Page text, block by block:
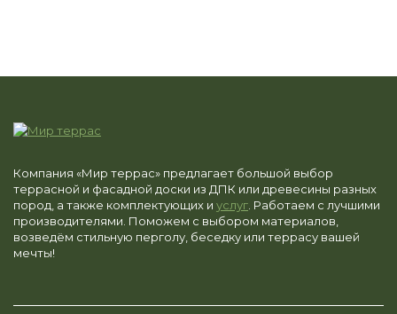
Компания «Мир террас» предлагает большой выбор
террасной и фасадной доски из ДПК или древесины разных
пород, а также комплектующих и услуг . Работаем с лучшими
производителями. Поможем с выбором материалов,
возведём стильную перголу, беседку или террасу вашей
мечты!